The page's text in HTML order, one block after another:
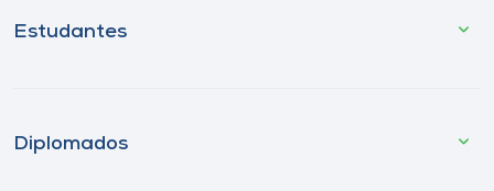
Estudantes
Diplomados